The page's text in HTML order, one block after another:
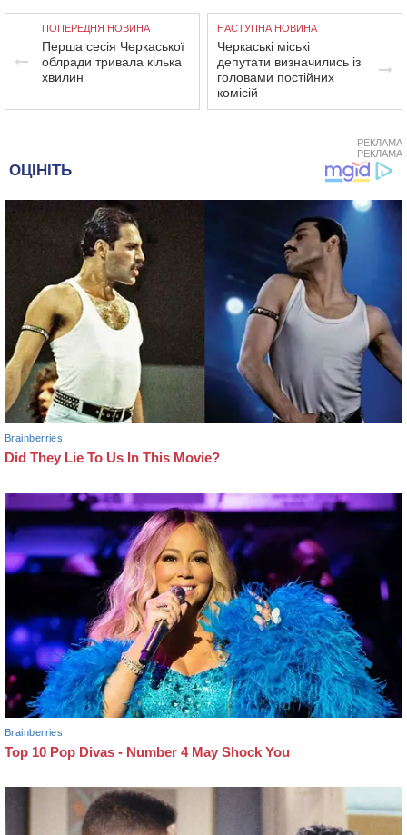
ПОПЕРЕДНЯ НОВИНА
Перша сесія Черкаської
облради тривала кілька
хвилин
НАСТУПНА НОВИНА
Черкаські міські
депутати визначились із
головами постійних
комісій
РЕКЛАМА
РЕКЛАМА